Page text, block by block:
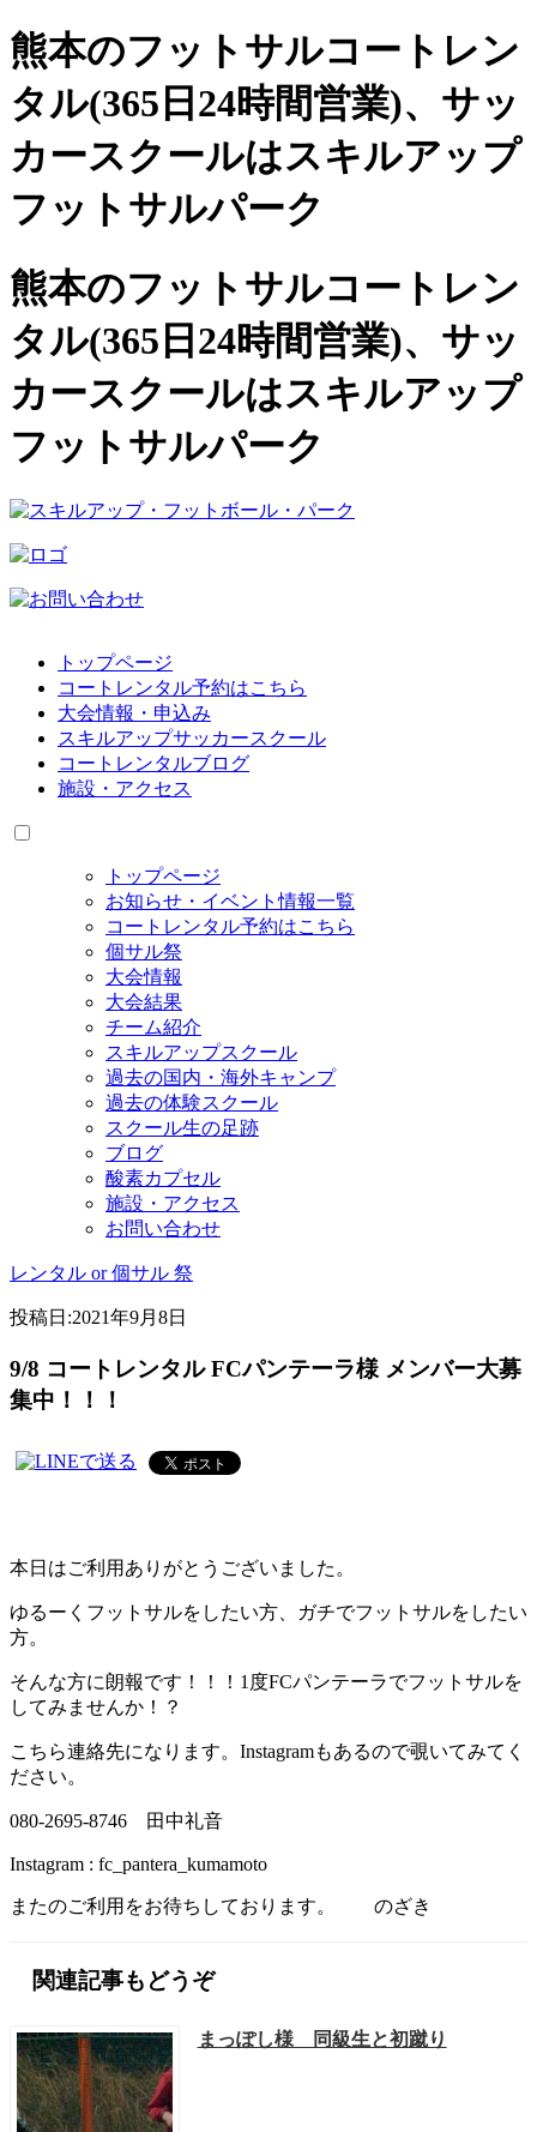
熊本のフットサルコートレン
タル(365日24時間営業)、 サッ
カースクールはスキルアップ
フットサルパーク
熊本のフットサルコートレン
タル(365日24時間営業)、サッ
カースクールはスキルアップ
フットサルパーク
トップページ
コートレンタル予約はこちら
大会情報・申込み
スキルアップサッカースクール
コートレンタルブログ
施設・アクセス
トップページ
お知らせ・イベント情報一覧
コートレンタル予約はこちら
個サル祭
大会情報
大会結果
チーム紹介
スキルアップスクール
過去の国内・海外キャンプ
過去の体験スクール
スクール生の足跡
ブログ
酸素カプセル
施設・アクセス
お問い合わせ
レンタル or 個サル 祭
投稿日:2021年9月8日
9/8 コートレンタル FCパンテーラ様 メンバー大募
集中！！！
本日はご利用ありがとうございました。
ゆるーくフットサルをしたい方、ガチでフットサルをしたい
方。
そんな方に朗報です！！！1度FCパンテーラでフットサルを
してみませんか！？
こちら連絡先になります。Instagramもあるので覗いてみてく
ださい。
080-2695-8746 田中礼音
Instagram : fc_pantera_kumamoto
またのご利用をお待ちしております。 のざき
関連記事もどうぞ
まっぽし様 同級生と初蹴り